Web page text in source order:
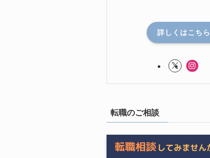
詳しくはこちら
転職のご相談